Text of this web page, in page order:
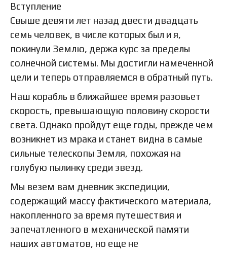
Вступление
Свыше девяти лет назад двести двадцать
семь человек, в числе которых был и я,
покинули Землю, держа курс за пределы
солнечной системы. Мы достигли намеченной
цели и теперь отправляемся в обратный путь.
Наш корабль в ближайшее время разовьет
скорость, превышающую половину скорости
света. Однако пройдут еще годы, прежде чем
возникнет из мрака и станет видна в самые
сильные телескопы Земля, похожая на
голубую пылинку среди звезд.
Мы везем вам дневник экспедиции,
содержащий массу фактического материала,
накопленного за время путешествия и
запечатленного в механической памяти
наших автоматов, но еще не